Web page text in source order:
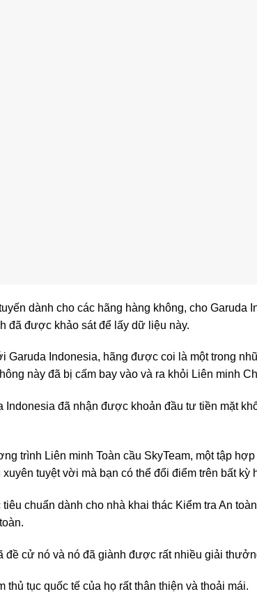
dành cho các hãng hàng không, cho Garuda
đã được khảo sát để lấy dữ liệu này.
Indonesia, hãng được coi là một trong
này đã bị cấm bay vào và ra khỏi Liên minh
Indonesia đã nhận được khoản đầu tư tiền mặt
trình Liên minh Toàn cầu SkyTeam, một tập
tuyệt vời mà bạn có thể đổi điểm trên bất kỳ
chuẩn dành cho nhà khai thác Kiểm tra An
đề cử nó và nó đã giành được rất nhiều giải
thủ tục quốc tế của họ rất thân thiện và thoải mái.